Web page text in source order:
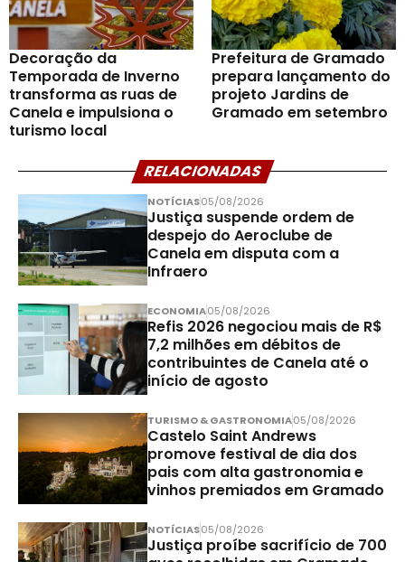
Decoração da
Temporada de Inverno
transforma as ruas de
Canela e impulsiona o
turismo local
Prefeitura de Gramado
prepara lançamento do
projeto Jardins de
Gramado em setembro
RELACIONADAS
NOTÍCIAS05/08/2026
Justiça suspende ordem de
despejo do Aeroclube de
Canela em disputa com a
Infraero
ECONOMIA05/08/2026
Refis 2026 negociou mais de R$
7,2 milhões em débitos de
contribuintes de Canela até o
início de agosto
TURISMO & GASTRONOMIA05/08/2026
Castelo Saint Andrews
promove festival de dia dos
pais com alta gastronomia e
vinhos premiados em Gramado
NOTÍCIAS05/08/2026
Justiça proíbe sacrifício de 700